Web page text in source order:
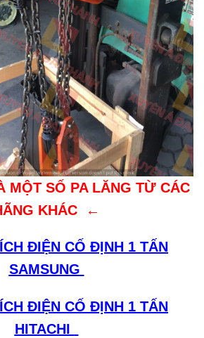
MỘT SỐ PA LĂNG TỪ CÁC
KHÁC ←
ĐIỆN CỐ ĐỊNH 1 TẤN
SAMSUNG
ĐIỆN CỐ ĐỊNH 1 TẤN
HITACHI